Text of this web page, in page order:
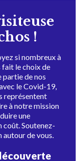
!
si nombreux à
fait le choix de
partie de nos
le Covid-19,
représentent
à notre mission
une
Soutenez-
de vous.